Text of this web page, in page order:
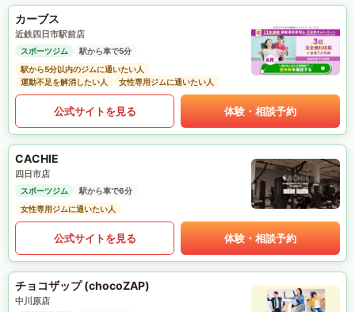
カーブス
近鉄四日市駅前店
スポーツジム
駅から車で5分
駅から5分以内のジムに通いたい人
運動不足を解消したい人
女性専用ジムに通いたい人
公式サイトを見る 体験・相談予約
CACHIE
四日市店
スポーツジム
駅から車で6分
女性専用ジムに通いたい人
公式サイトを見る 体験・相談予約
チョコザップ (chocoZAP)
中川原店